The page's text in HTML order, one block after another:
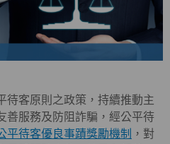
待客原則之政策，持續推動主
善服務及防阻詐騙，經公平待
平待客優良事蹟獎勵機制 ，對